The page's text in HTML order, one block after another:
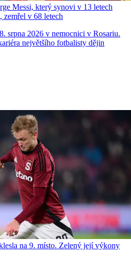
Messi, který synovi v 13 letech
zemřel v 68 letech
srpna 2026 v nemocnici v Rosariu.
největšího fotbalisty dějin
na 9. místo. Zelený její výkony